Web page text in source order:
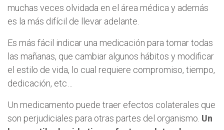
muchas veces olvidada en el área médica y además
es la más difícil de llevar adelante.
Es más fácil indicar una medicación para tomar todas
las mañanas, que cambiar algunos hábitos y modificar
el estilo de vida, lo cual requiere compromiso, tiempo,
dedicación, etc…
Un medicamento puede traer efectos colaterales que
son perjudiciales para otras partes del organismo. Un